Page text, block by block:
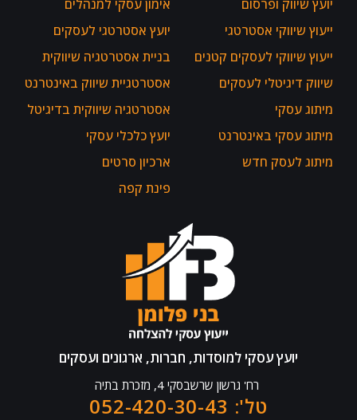
יועץ עסקי למוסדות, חברות, ארגונים ועסקים
רח' גרשון שרשבסקי 4, מזכרת בתיה
טל': 052-420-30-43
אימון עסקי למנהלים
יועץ אסטרטגי לעסקים
בניית אסטרטגיה שיווקית
אסטרטגיית שיווק באינטרנט
אסטרטגיה שיווקית בדיגיטל
יועץ כלכלי עסקי
ארכיון סרטים
פינת קפה
יועץ שיווק ופרסום
ייעוץ שיווקי אסטרטגי
ייעוץ שיווקי לעסקים קטנים
שיווק דיגיטלי לעסקים
מיתוג עסקי
מיתוג עסקי באינטרנט
מיתוג לעסק חדש